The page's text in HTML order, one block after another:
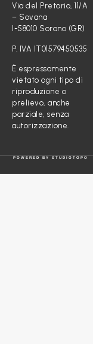
Via del Pretorio, 11/A
– Sovana
I-58010 Sorano (GR)
P. IVA IT01579450535
È espressamente
vietato ogni tipo di
riproduzione o
prelievo, anche
parziale, senza
autorizzazione.
POWERED BY STUDIOTOPO